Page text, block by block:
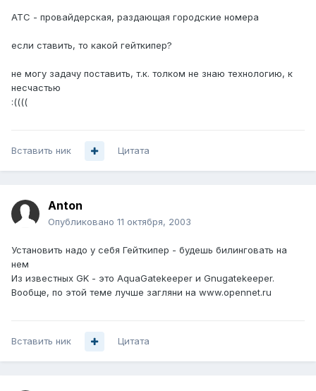
АТС - провайдерская, раздающая городские номера
если ставить, то какой гейткипер?
не могу задачу поставить, т.к. толком не знаю технологию, к
несчастью
:((((
Вставить ник Цитата
Anton
Опубликовано 11 октября, 2003
Установить надо у себя Гейткипер - будешь билинговать на
нем
Из известных GK - это AquaGatekeeper и Gnugatekeeper.
Вообще, по этой теме лучше загляни на www.opennet.ru
Вставить ник Цитата